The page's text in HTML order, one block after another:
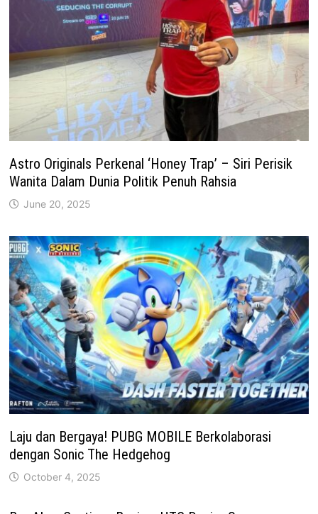
Astro Originals Perkenal ‘Honey Trap’ – Siri Perisik
Wanita Dalam Dunia Politik Penuh Rahsia
June 20, 2025
Laju dan Bergaya! PUBG MOBILE Berkolaborasi
dengan Sonic The Hedgehog
October 4, 2025